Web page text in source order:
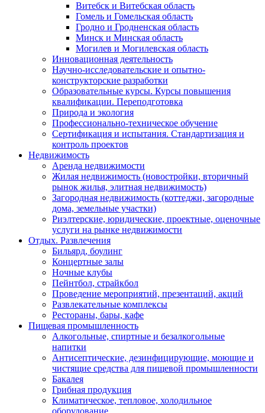
Витебск и Витебская область
Гомель и Гомельская область
Гродно и Гродненская область
Минск и Минская область
Могилев и Могилевская область
Инновационная деятельность
Научно-исследовательские и опытно-
конструкторские разработки
Образовательные курсы. Курсы повышения
квалификации. Переподготовка
Природа и экология
Профессионально-техническое обучение
Сертификация и испытания. Стандартизация и
контроль проектов
Недвижимость
Аренда недвижимости
Жилая недвижимость (новостройки, вторичный
рынок жилья, элитная недвижимость)
Загородная недвижимость (коттеджи, загородные
дома, земельные участки)
Риэлтерские, юридические, проектные, оценочные
услуги на рынке недвижимости
Отдых. Развлечения
Бильярд, боулинг
Концертные залы
Ночные клубы
Пейнтбол, страйкбол
Проведение мероприятий, презентаций, акций
Развлекательные комплексы
Рестораны, бары, кафе
Пищевая промышленность
Алкогольные, спиртные и безалкогольные
напитки
Антисептические, дезинфицирующие, моющие и
чистящие средства для пищевой промышленности
Бакалея
Грибная продукция
Климатическое, тепловое, холодильное